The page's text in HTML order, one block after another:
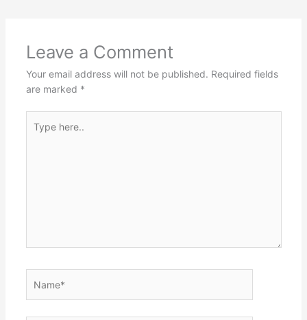
Leave a Comment
Your email address will not be published. Required fields
are marked *
here..